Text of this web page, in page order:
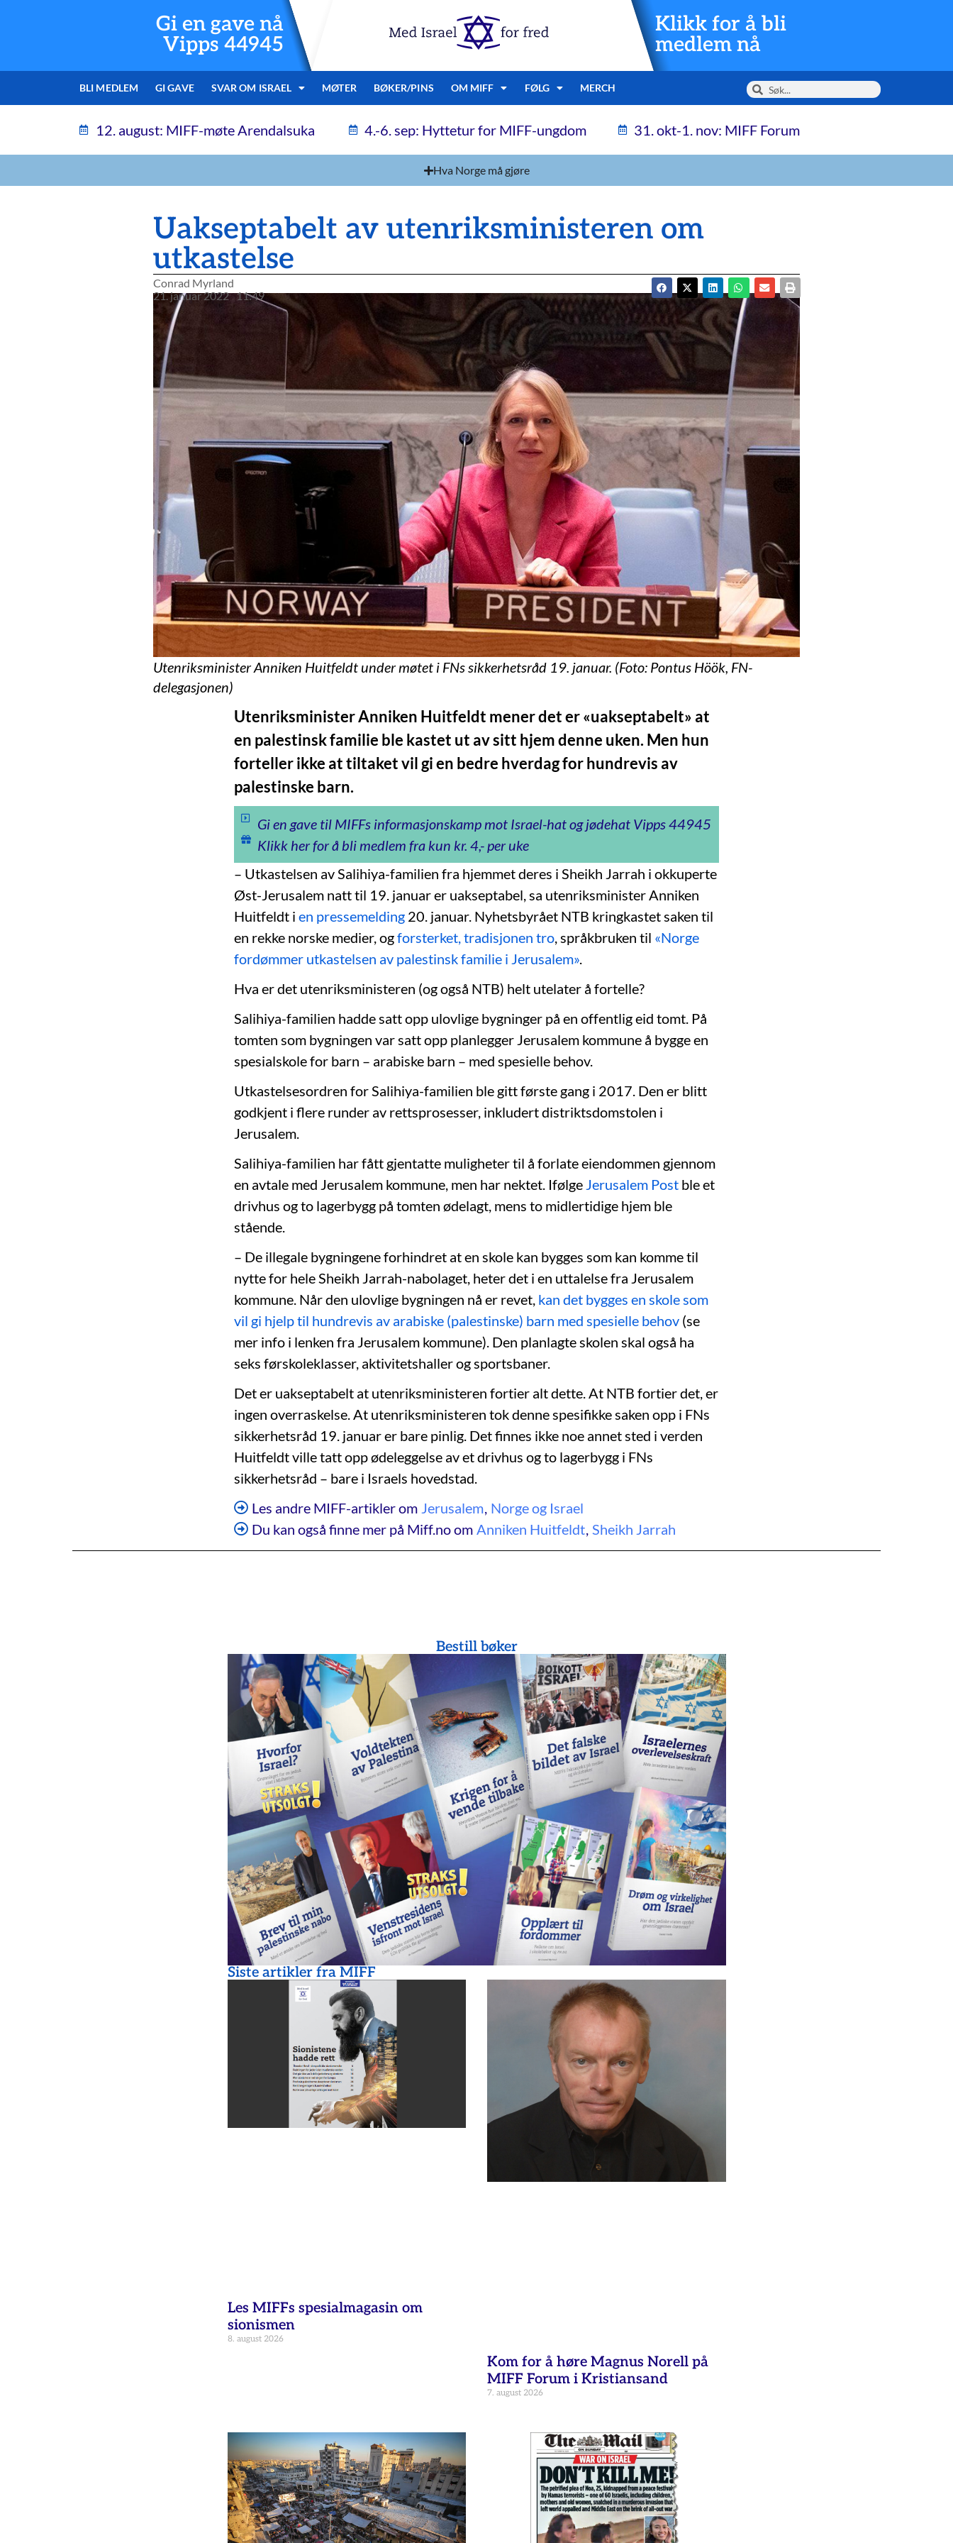
Gi en gave nå
Vipps 44945
Klikk for å bli
medlem nå
BLI MEDLEM GI GAVE SVAR OM ISRAEL MØTER BØKER/PINS OM MIFF FØLG MERCH
12. august: MIFF-møte Arendalsuka 4.-6. sep: Hyttetur for MIFF-ungdom 31. okt-1. nov: MIFF Forum
Hva Norge må gjøre
Uakseptabelt av utenriksministeren om
utkastelse
Conrad Myrland
21. januar 2022 11:49
Utenriksminister Anniken Huitfeldt under møtet i FNs sikkerhetsråd 19. januar. (Foto: Pontus Höök, FN-
delegasjonen)
Utenriksminister Anniken Huitfeldt mener det er «uakseptabelt» at
en palestinsk familie ble kastet ut av sitt hjem denne uken. Men hun
forteller ikke at tiltaket vil gi en bedre hverdag for hundrevis av
palestinske barn.
Gi en gave til MIFFs informasjonskamp mot Israel-hat og jødehat Vipps 44945
Klikk her for å bli medlem fra kun kr. 4,- per uke
– Utkastelsen av Salihiya-familien fra hjemmet deres i Sheikh Jarrah i okkuperte
Øst-Jerusalem natt til 19. januar er uakseptabel, sa utenriksminister Anniken
Huitfeldt i en pressemelding 20. januar. Nyhetsbyrået NTB kringkastet saken til
en rekke norske medier, ogforsterket, tradisjonen tro, språkbruken til «Norge
fordømmer utkastelsen av palestinsk familie i Jerusalem».
Hva er det utenriksministeren (og også NTB) helt utelater å fortelle?
Salihiya-familien hadde satt opp ulovlige bygninger på en offentlig eid tomt. På
tomten som bygningen var satt opp planlegger Jerusalem kommune å bygge en
spesialskole for barn – arabiske barn – med spesielle behov.
Utkastelsesordren for Salihiya-familien ble gitt første gang i 2017. Den er blitt
godkjent i flere runder av rettsprosesser, inkludert distriktsdomstolen i
Jerusalem.
Salihiya-familien har fått gjentatte muligheter til å forlate eiendommen gjennom
en avtale med Jerusalem kommune, men har nektet. Ifølge Jerusalem Post ble et
drivhus og to lagerbygg på tomten ødelagt, mens to midlertidige hjem ble
stående.
– De illegale bygningene forhindret at en skole kan bygges som kan komme til
nytte for hele Sheikh Jarrah-nabolaget, heter det i en uttalelse fra Jerusalem
kommune. Når den ulovlige bygningen nå er revet, kan det bygges en skole som
vil gi hjelp til hundrevis av arabiske (palestinske) barn med spesielle behov (se
mer info i lenken fra Jerusalem kommune). Den planlagte skolen skal også ha
seks førskoleklasser, aktivitetshaller og sportsbaner.
Det er uakseptabelt at utenriksministeren fortier alt dette. At NTB fortier det, er
ingen overraskelse. At utenriksministeren tok denne spesifikke saken opp i FNs
sikkerhetsråd 19. januar er bare pinlig. Det finnes ikke noe annet sted i verden
Huitfeldt ville tatt opp ødeleggelse av et drivhus og to lagerbygg i FNs
sikkerhetsråd – bare i Israels hovedstad.
Les andre MIFF-artikler om Jerusalem, Norge og Israel
Du kan også finne mer på Miff.no om Anniken Huitfeldt, Sheikh Jarrah
Bestill bøker
Siste artikler fra MIFF
Les MIFFs spesialmagasin om
sionismen
8. august 2026
Kom for å høre Magnus Norell på
MIFF Forum i Kristiansand
7. august 2026